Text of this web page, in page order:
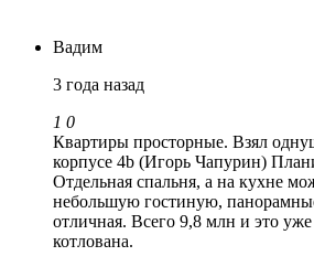
Вадим
3 года назад
1 0
Квартиры просторные. Взял
корпусе 4b (Игорь Чапурин)
Отдельная спальня, а на кухне
небольшую гостиную,
отличная. Всего 9,8 млн и это уже
котлована.